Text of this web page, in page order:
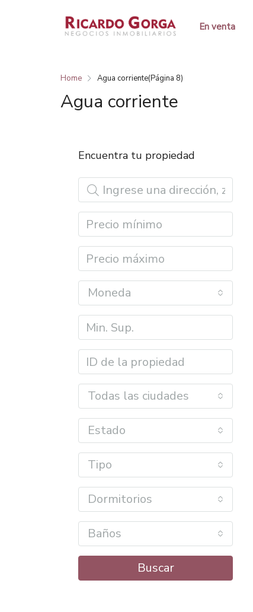
En venta
Home Agua corriente(Página 8)
Agua corriente
Encuentra tu propiedad
Moneda
Todas las ciudades
Estado
Tipo
Dormitorios
Baños
Buscar